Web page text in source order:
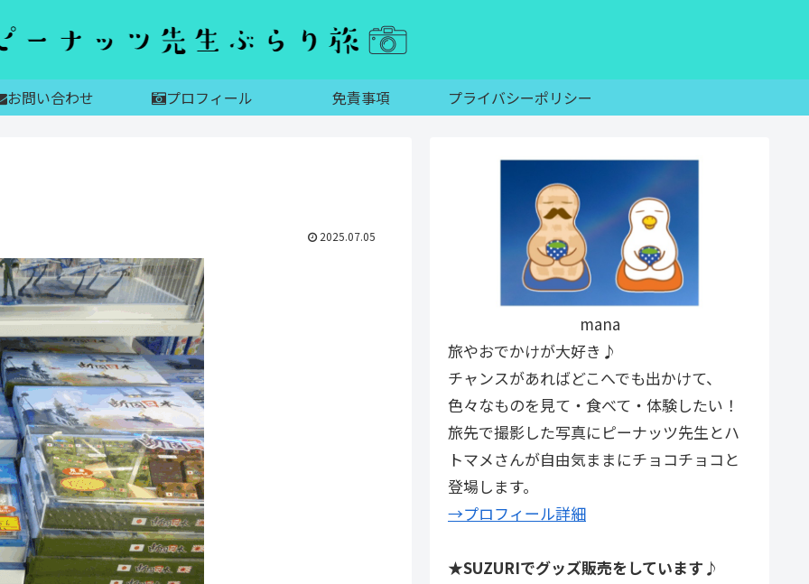
お問い合わせ プロフィール 免責事項 プライバシーポリシー
2025.07.05
mana
旅やおでかけが大好き♪
チャンスがあればどこへでも出かけて、
色々なものを見て・食べて・体験したい！
旅先で撮影した写真にピーナッツ先生とハ
トマメさんが自由気ままにチョコチョコと
登場します。
→プロフィール詳細
★SUZURIでグッズ販売をしています♪